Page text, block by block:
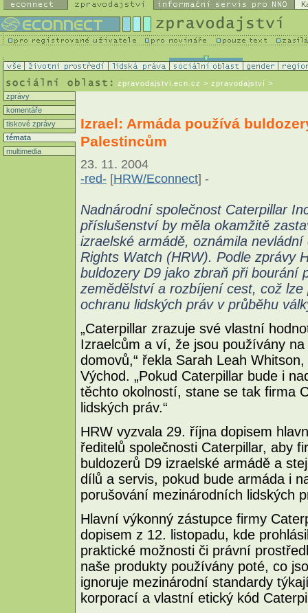
zpravodajstvi.ecn.cz > zpravodajství >
zprávy
komentáře
tiskové zprávy
témata
multimedia
Izrael: Armáda používá
Palestincům
23. 11. 2004
-red- [HRW/Econnect] -
Nadnárodní společnost Caterpillar
příslušenství by měla okamžitě
izraelské armádě, oznámila
Rights Watch (HRW). Podle zprávy
buldozery D9 jako zbraň při bourání
zemědělství a rozbíjení cest, což
ochranu lidských práv v průběhu
„Caterpillar zrazuje své vlastní
Izraelcům a ví, že jsou používány
domovů,“ řekla Sarah Leah
Východ. „Pokud Caterpillar bude i
těchto okolností, stane se tak firma
lidských práv.“
HRW vyzvala 29. října dopisem
ředitelů společnosti Caterpillar, aby
buldozerů D9 izraelské armádě a
dílů a servis, pokud bude armáda i
porušování mezinárodních lidských
Hlavní výkonný zástupce firmy
dopisem z 12. listopadu, kde
praktické možnosti či právní
naše produkty používány poté, co
ignoruje mezinárodní standardy
korporací a vlastní etický kód